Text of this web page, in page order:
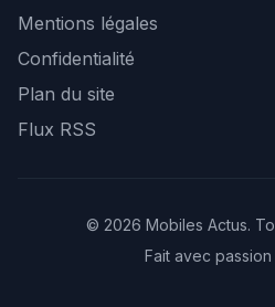
Mentions légales
Confidentialité
Plan du site
Flux RSS
© 2026 Mobiles Actus.
Fait avec